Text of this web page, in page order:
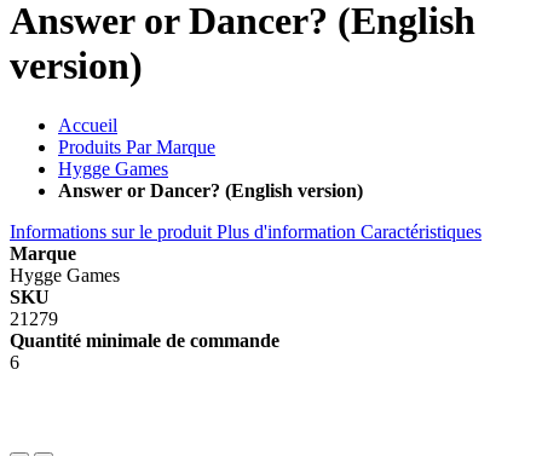
Answer or Dancer? (English
version)
Accueil
Produits Par Marque
Hygge Games
Answer or Dancer? (English version)
Informations sur le produit Plus d'information Caractéristiques
Marque
Hygge Games
SKU
21279
Quantité minimale de commande
6